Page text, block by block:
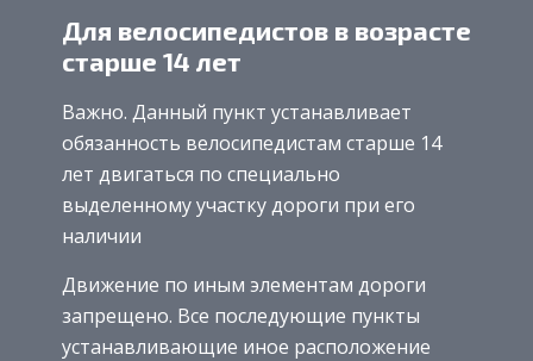
Для велосипедистов в возрасте
старше 14 лет
Важно. Данный пункт устанавливает
обязанность велосипедистам старше 14
лет двигаться по специально
выделенному участку дороги при его
наличии
Движение по иным элементам дороги
запрещено. Все последующие пункты
устанавливающие иное расположение